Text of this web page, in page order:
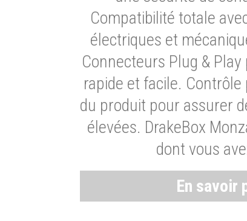
Compatibilité totale
électriques et
Connecteurs Plug &
rapide et facile.
du produit pour assurer
élevées. DrakeBox
dont vous
En savoir